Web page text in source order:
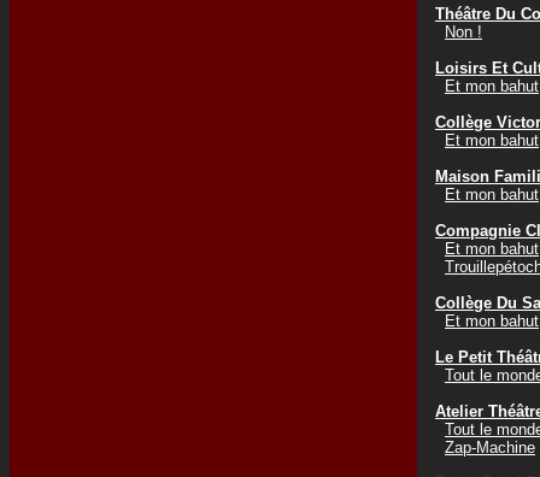
Théâtre Du
Non !
Loisirs Et
Et mon
Collège
Et mon
Maison
Et mon
Compagnie
Et mon
Collège Du
Et mon
Le Petit
Tout le
Atelier
Tout le
Zap-Machine